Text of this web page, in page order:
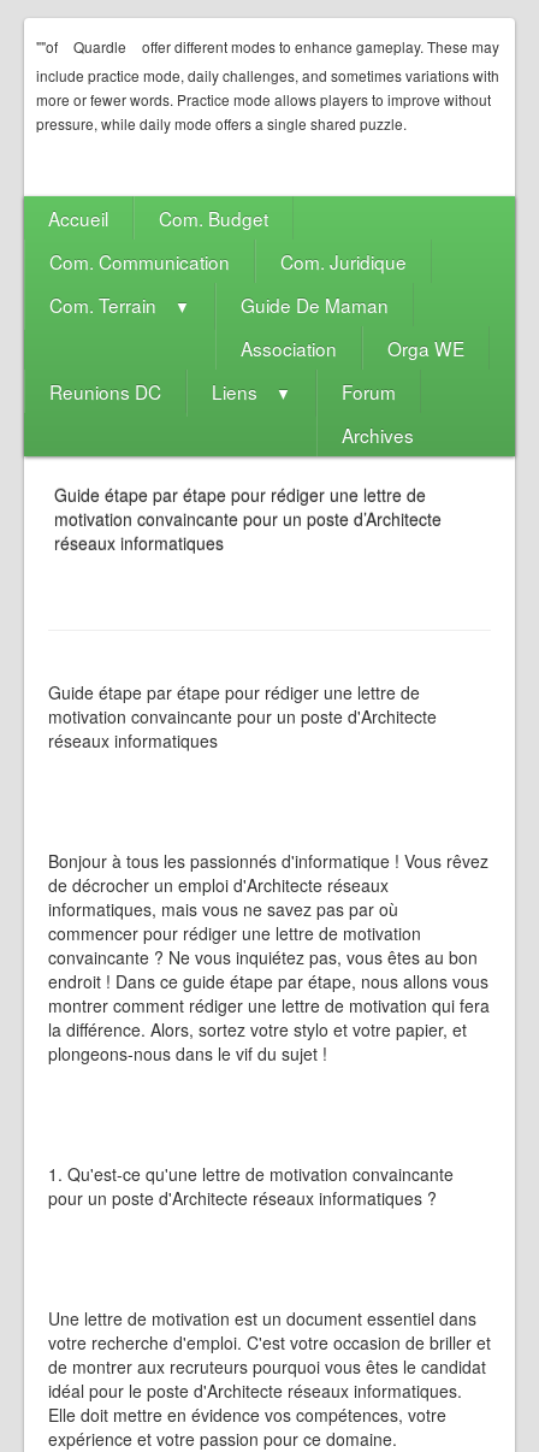
""of Quardle
offer different modes to enhance gameplay. These may
include practice mode, daily challenges, and sometimes variations with
more or fewer words. Practice mode allows players to improve without
pressure, while daily mode offers a single shared puzzle.
Accueil
Com. Budget
Com. Communication
Com. Juridique
Com. Terrain
▼
Guide De Maman
Association
Orga WE
Reunions DC
Liens ▼
Forum
Archives
Guide étape par étape pour rédiger une lettre de
motivation convaincante pour un poste d’Architecte
réseaux informatiques
Guide étape par étape pour rédiger une lettre de
motivation convaincante pour un poste d'Architecte
réseaux informatiques
Bonjour à tous les passionnés d'informatique ! Vous rêvez
de décrocher un emploi d'Architecte réseaux
informatiques, mais vous ne savez pas par où
commencer pour rédiger une lettre de motivation
convaincante ? Ne vous inquiétez pas, vous êtes au bon
endroit ! Dans ce guide étape par étape, nous allons vous
montrer comment rédiger une lettre de motivation qui fera
la différence. Alors, sortez votre stylo et votre papier, et
plongeons-nous dans le vif du sujet !
1. Qu'est-ce qu'une lettre de motivation convaincante
pour un poste d'Architecte réseaux informatiques ?
Une lettre de motivation est un document essentiel dans
votre recherche d'emploi. C'est votre occasion de briller et
de montrer aux recruteurs pourquoi vous êtes le candidat
idéal pour le poste d'Architecte réseaux informatiques.
Elle doit mettre en évidence vos compétences, votre
expérience et votre passion pour ce domaine.